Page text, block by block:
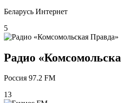
Беларусь Интернет
5
Радио
Россия 97.2 FM
13